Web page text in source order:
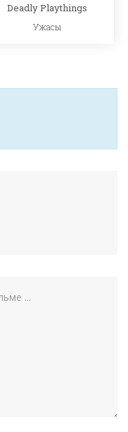
Deadly Playthings
Ужасы